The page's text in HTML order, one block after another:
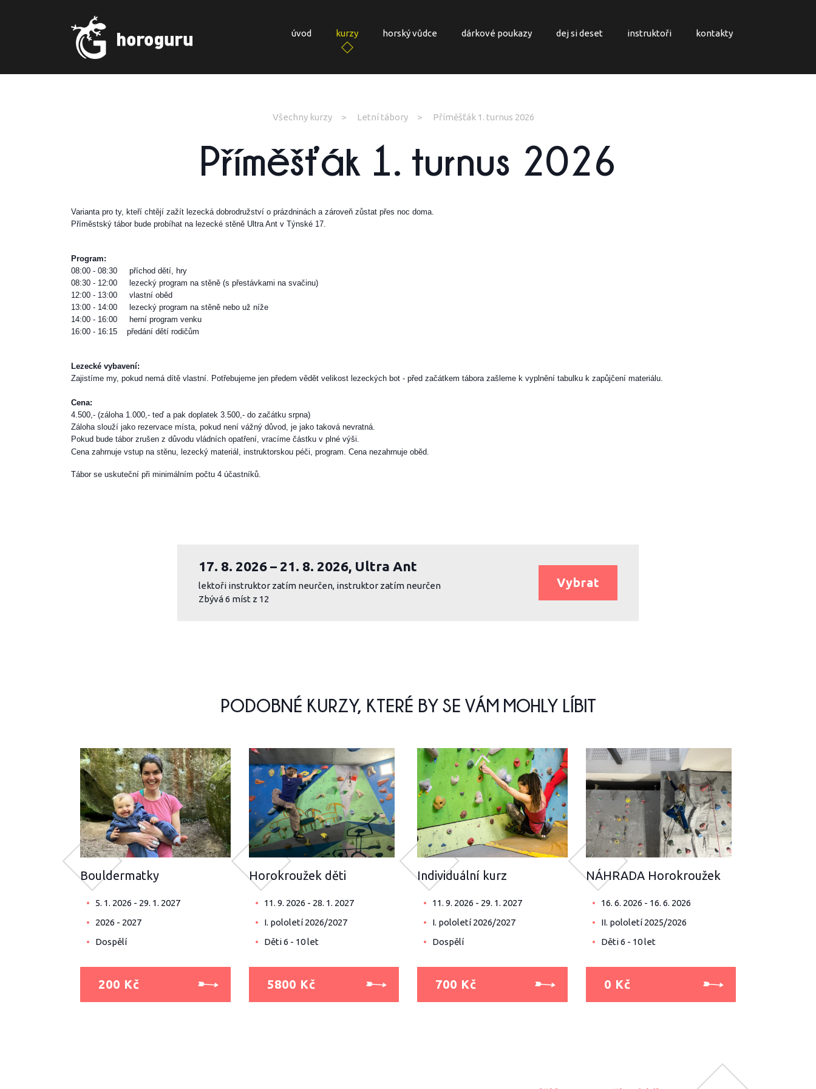
úvod kurzy horský vůdce dárkové poukazy dej si deset instruktoři kontakty
Všechny kurzy Letní tábory Příměšťák 1. turnus 2026
Příměšťák 1. turnus 2026
Varianta pro ty, kteří chtějí zažít lezecká dobrodružství o prázdninách a zároveň zůstat přes noc doma.
Příměstský tábor bude probíhat na lezecké stěně Ultra Ant v Týnské 17.
Program:
08:00 - 08:30
příchod dětí, hry
08:30 - 12:00
lezecký program na stěně (s přestávkami na svačinu)
12:00 - 13:00
vlastní oběd
13:00 - 14:00
lezecký program na stěně nebo už níže
14:00 - 16:00
herní program venku
16:00 - 16:15
předání dětí rodičům
Lezecké vybavení:
Zajistíme my, pokud nemá dítě vlastní. Potřebujeme jen předem vědět velikost lezeckých bot - před začátkem tábora zašleme k vyplnění tabulku k zapůjčení materiálu.
Cena:
4.500,- (záloha 1.000,- teď a pak doplatek 3.500,- do začátku srpna)
Záloha slouží jako rezervace místa, pokud není vážný důvod, je jako taková nevratná.
Pokud bude tábor zrušen z důvodu vládních opatření, vracíme částku v plné výši.
Cena zahrnuje vstup na stěnu, lezecký materiál, instruktorskou péči, program. Cena nezahrnuje oběd.
Tábor se uskuteční při minimálním počtu 4 účastníků.
17. 8. 2026 – 21. 8. 2026, Ultra Ant
lektoři instruktor zatím neurčen, instruktor zatím neurčen
Zbývá 6 míst z 12
Vybrat
PODOBNÉ KURZY, KTERÉ BY SE VÁM MOHLY LÍBIT
Bouldermatky
5. 1. 2026 - 29. 1. 2027
2026 - 2027
Dospělí
200 Kč
Horokroužek děti
11. 9. 2026 - 28. 1. 2027
I. pololetí 2026/2027
Děti 6 - 10 let
5800 Kč
Individuální kurz
11. 9. 2026 - 29. 1. 2027
I. pololetí 2026/2027
Dospělí
700 Kč
NÁHRADA Horokroužek
16. 6. 2026 - 16. 6. 2026
II. pololetí 2025/2026
Děti 6 - 10 let
0 Kč